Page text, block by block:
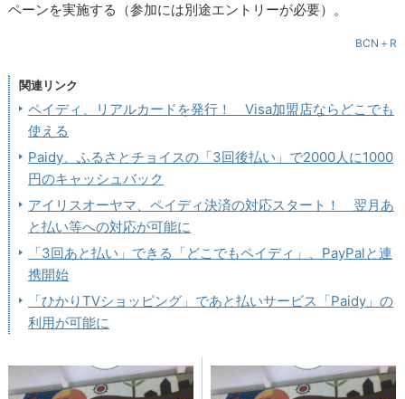
ペーンを実施する（参加には別途エントリーが必要）。
BCN＋R
関連リンク
ペイディ、リアルカードを発行！ Visa加盟店ならどこでも
使える
Paidy、ふるさとチョイスの「3回後払い」で2000人に1000
円のキャッシュバック
アイリスオーヤマ、ペイディ決済の対応スタート！ 翌月あ
と払い等への対応が可能に
「3回あと払い」できる「どこでもペイディ」、PayPalと連
携開始
「ひかりTVショッピング」であと払いサービス「Paidy」の
利用が可能に